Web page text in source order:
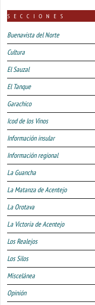
SECCIONES
Buenavista del Norte
Cultura
El Sauzal
El Tanque
Garachico
Icod de los Vinos
Información insular
Información regional
La Guancha
La Matanza de Acentejo
La Orotava
La Victoria de Acentejo
Los Realejos
Los Silos
Miscelánea
Opinión